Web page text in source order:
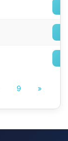
9 »